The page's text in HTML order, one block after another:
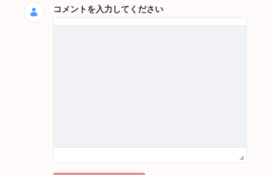
コメントを入力してください